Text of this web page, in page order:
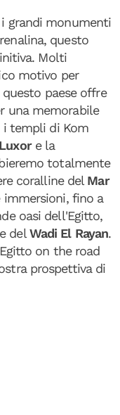
grandi monumenti
questo
Molti
motivo per
paese offre
una memorabile
i templi di Kom
Luxor e la
totalmente
coralline del Mar
immersioni, fino a
oasi dell'Egitto,
del Wadi El Rayan.
on the road
prospettiva di